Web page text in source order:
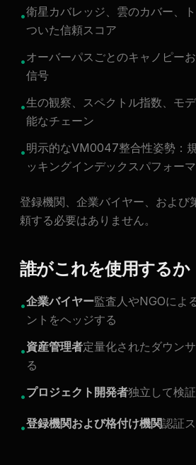
•衛星カバレッジ、雲のカバー、
ついた信頼スコア
•オーバーパスごとのキャノピー
信号
•生の観察、スペクトル指数、モ
能なチェーン
•明示的なVM0047整合性姿勢：
ッキングインデックスパフォー
登録機関、企業バイヤー、および
頼する必要はありません。
誰がこれを使用するか
•企業バイヤー監査人やNGOによ
ントをヘッジする
•資産管理者定量化されたダウン
る
•プロジェクト開発者独立して検
•登録機関および格付け機関認証